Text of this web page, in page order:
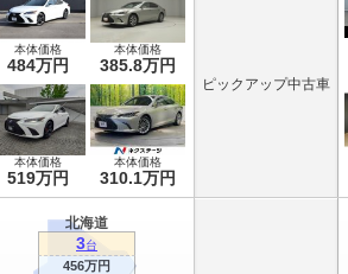
本体価格
484万円
本体価格
385.8万円
本体価格
519万円
本体価格
310.1万円
ピックアップ中古車
北海道
3台
456万円